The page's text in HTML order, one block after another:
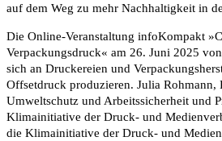
auf dem Weg zu mehr Nachhaltigkeit in
Die Online-Veranstaltung infoKompakt
Verpackungsdruck« am 26. Juni 2025
sich an Druckereien und
Offsetdruck produzieren. Julia Rohmann,
Umweltschutz und Arbeitssicherheit und
Klimainitiative der Druck- und
die Klimainitiative der Druck- und